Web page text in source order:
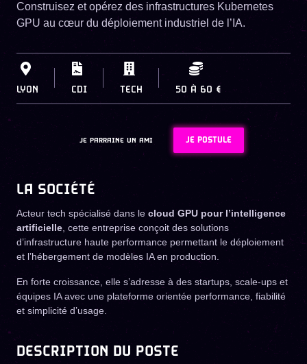
Construisez et opérez des infrastructures Kubernetes
GPU au cœur du déploiement industriel de l’IA.
LYON CDI TECH 50 À 60 €
JE PARRAINE UN AMI JE POSTULE
LA SOCIÉTÉ
Acteur tech spécialisé dans le cloud GPU pour l’intelligence
artificielle , cette entreprise conçoit des solutions
d’infrastructure haute performance permettant le déploiement
et l’hébergement de modèles IA en production.
En forte croissance, elle s’adresse à des startups, scale-ups et
équipes IA avec une plateforme orientée performance, fiabilité
et simplicité d’usage.
DESCRIPTION DU POSTE